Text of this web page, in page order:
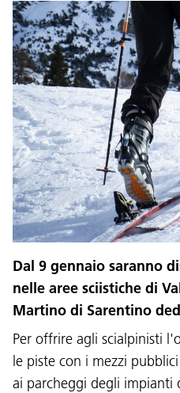
Dal 9 gennaio saranno
nelle aree sciistiche di
Martino di Sarentino
Per offrire agli scialpinisti
le piste con i mezzi
ai parcheggi degli